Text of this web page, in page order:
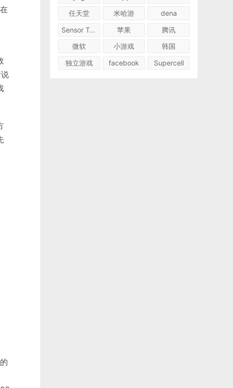
任天堂
米哈游
dena
Sensor Tower
苹果
腾讯
微软
小游戏
韩国
独立游戏
facebook Supercell